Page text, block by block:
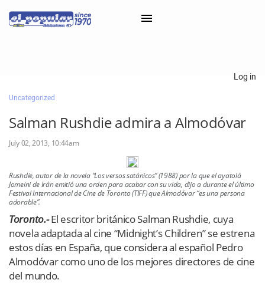
Classifieds
Categorías
Iniciar sesión con Clascal
×
Log in
Uncategorized
Salman Rushdie admira a Almodóvar
July 02, 2013, 10:44am
Rushdie, autor de la novela “Los versos satánicos” (1988) por la que el ayatolá
Jomeini de Irán emitió una orden para acabar con su vida, dijo a durante el último
Festival Internacional de Cine de Toronto (TIFF) que Almodóvar “es una persona
adorable”.
Toronto.-El escritor británico Salman Rushdie, cuya
novela adaptada al cine “Midnight’s Children” se estrena
estos días en España, que considera al español Pedro
Almodóvar como uno de los mejores directores de cine
del mundo.